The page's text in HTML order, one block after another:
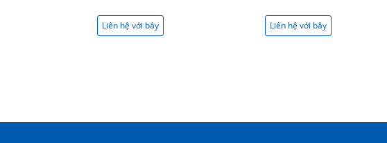
Liên hệ với bây
Liên hệ với bây